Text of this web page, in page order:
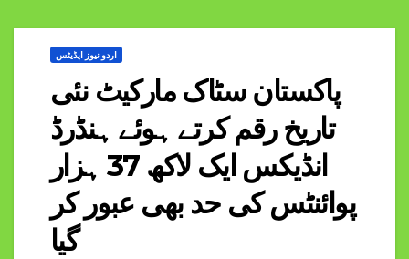
اردو نیوز اپڈیٹس
پاکستان سٹاک مارکیٹ نئی
تاریخ رقم کرتے ہوئے ہنڈرڈ
انڈیکس ایک لاکھ 37 ہزار
پوائنٹس کی حد بھی عبور کر
گیا